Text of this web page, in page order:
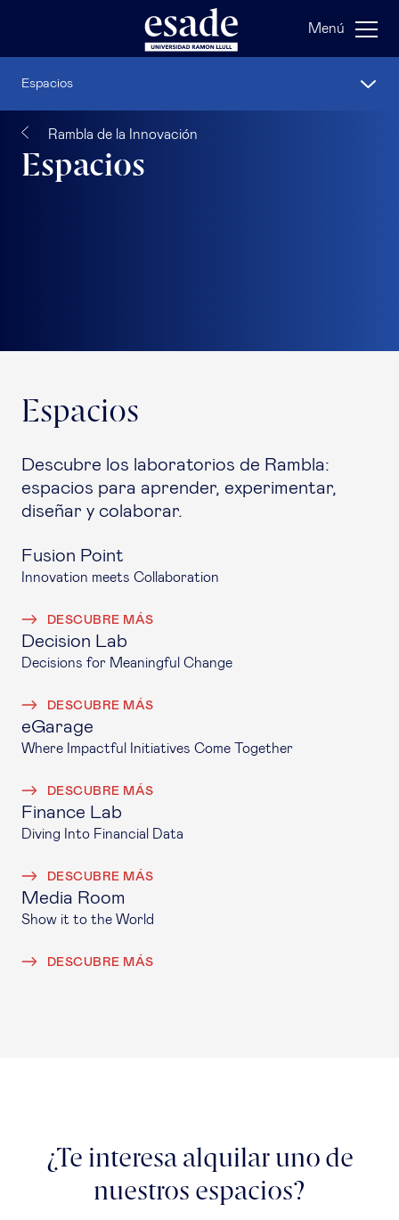
Menú
Rambla de la Innovación
Espacios
Espacios
Espacios
Descubre los laboratorios de Rambla:
espacios para aprender, experimentar,
diseñar y colaborar.
Fusion Point
Innovation meets Collaboration
DESCUBRE MÁS
Decision Lab
Decisions for Meaningful Change
DESCUBRE MÁS
eGarage
Where Impactful Initiatives Come Together
DESCUBRE MÁS
Finance Lab
Diving Into Financial Data
DESCUBRE MÁS
Media Room
Show it to the World
DESCUBRE MÁS
¿Te interesa alquilar uno de
nuestros espacios?